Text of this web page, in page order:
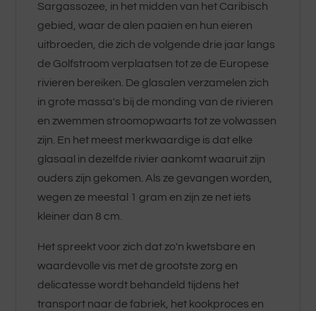
Sargassozee, in het midden van het Caribisch
gebied, waar de alen paaien en hun eieren
uitbroeden, die zich de volgende drie jaar langs
de Golfstroom verplaatsen tot ze de Europese
rivieren bereiken. De glasalen verzamelen zich
in grote massa's bij de monding van de rivieren
en zwemmen stroomopwaarts tot ze volwassen
zijn. En het meest merkwaardige is dat elke
glasaal in dezelfde rivier aankomt waaruit zijn
ouders zijn gekomen. Als ze gevangen worden,
wegen ze meestal 1 gram en zijn ze net iets
kleiner dan 8 cm.
Het spreekt voor zich dat zo'n kwetsbare en
waardevolle vis met de grootste zorg en
delicatesse wordt behandeld tijdens het
transport naar de fabriek, het kookproces en